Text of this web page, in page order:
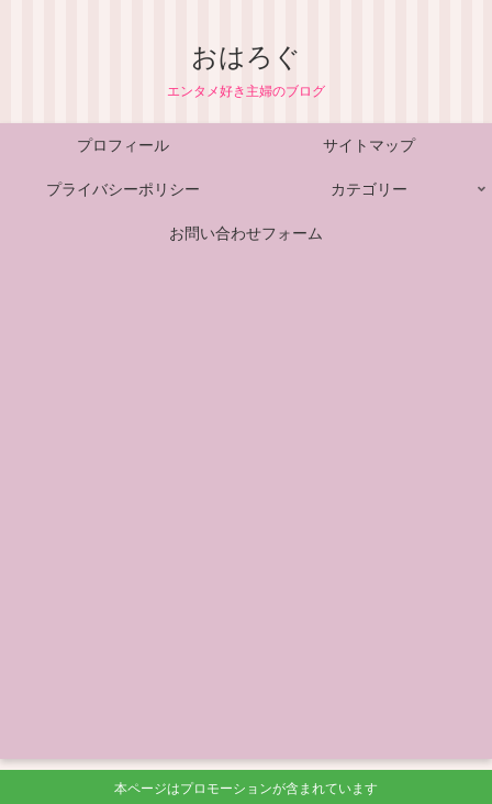
おはろぐ
エンタメ好き主婦のブログ
プロフィール サイトマップ
プライバシーポリシー カテゴリー
お問い合わせフォーム
本ページはプロモーションが含まれています